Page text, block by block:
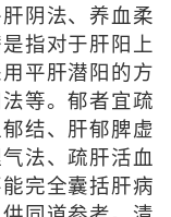
阴法、养血柔
指对于肝阳上
平肝潜阳的方
等。郁者宜疏
结、肝郁脾虚
法、疏肝活血
完全囊括肝病